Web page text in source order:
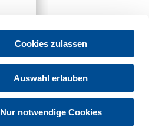
Cookies zulassen
Auswahl erlauben
Nur notwendige Cookies